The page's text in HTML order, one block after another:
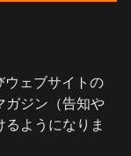
ェブサイトの
ガジン（告知や
ようになりま